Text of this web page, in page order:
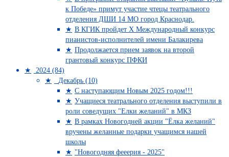
к Победе» примут участие чтецы театрального
отделения ДШИ 14 МО город Краснодар.
В КГИК пройдет Х Международный конкурс
пианистов-исполнителей имени Балакирева
Продолжается прием заявок на второй
грантовый конкурс ПФКИ
2024 (84)
Декабрь (10)
С наступающим Новым 2025 годом!!!
Учащиеся театрального отделения выступили в
роли соведущих "Елки желаний" в МКЗ
В рамках Новогодней акции "Ёлка желаний"
вручены желанные подарки учащимся нашей
школы
"Новогодняя фееерия - 2025"